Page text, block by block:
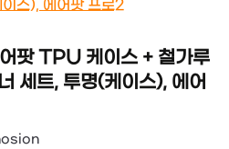
팟 TPU 케이스 + 철가루
세트, 투명(케이스), 에어